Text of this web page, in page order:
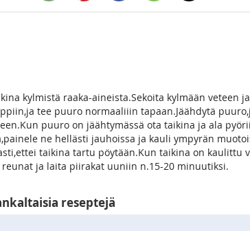
kylmistä raaka-aineista.Sekoita kylmään veteen
tee puuro normaaliiin tapaan.Jäähdytä
puuro on jäähtymässä ota taikina ja ala
ne hellästi jauhoissa ja kauli ympyrän
taikina tartu pöytään.Kun taikina on kaulittu
reunat ja laita piirakat uuniin n.15-20 minuutiksi.
reseptejä